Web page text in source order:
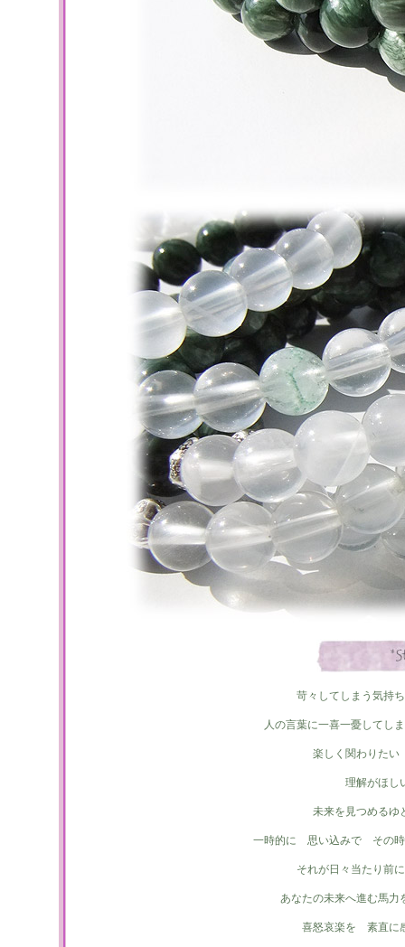
苛々してしまう気持
人の言葉に一喜一憂してし
楽しく関わりた
理解がほし
未来を見つめるゆ
一時的に 思い込みで その時
それが日々当たり前
あなたの未来へ進む馬力
喜怒哀楽を 素直に